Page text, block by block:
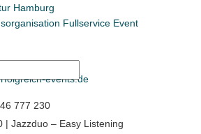
events.de
777 230
| Jazzduo – Easy Listening